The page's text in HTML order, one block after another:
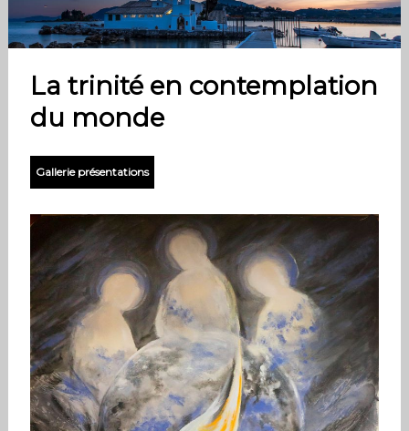
La trinité en contemplation
du monde
Gallerie présentations